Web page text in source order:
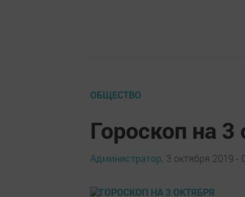
ОБЩЕСТВО
Гороскоп на 3
Администратор, 3 октября 2019 -